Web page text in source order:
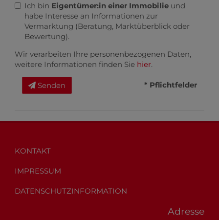
Ich bin Eigentümer:in einer Immobilie und
habe Interesse an Informationen zur
Vermarktung (Beratung, Marktüberblick oder
Bewertung).
Wir verarbeiten Ihre personenbezogenen Daten,
weitere Informationen finden Sie hier.
Senden * Pflichtfelder
KONTAKT
IMPRESSUM
DATENSCHUTZINFORMATION
Adresse